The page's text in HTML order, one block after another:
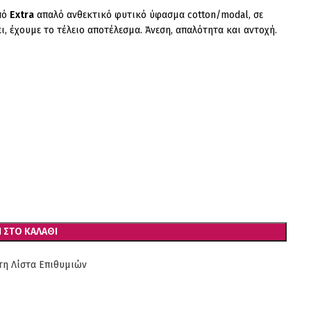
Extra απαλό ανθεκτικό φυτικό ύφασμα cotton/modal, σε
έχουμε το τέλειο αποτέλεσμα. Άνεση, απαλότητα και αντοχή.
ΚΑΛΆΘΙ
Λίστα Επιθυμιών